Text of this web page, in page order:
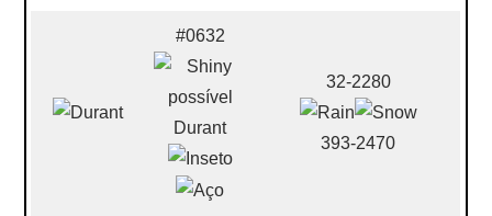
#0632
Durant
32-2280
393-2470